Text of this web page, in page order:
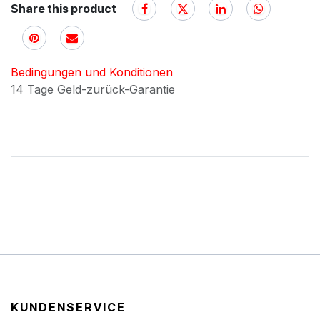
Share this product
Bedingungen und Konditionen
14 Tage Geld-zurück-Garantie
KUNDENSERVICE